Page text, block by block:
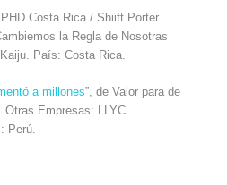
PHD Costa Rica / Shiift Porter
la Regla de Nosotras
País: Costa Rica.
a millones”, de Valor para de
Otras Empresas: LLYC
Perú.